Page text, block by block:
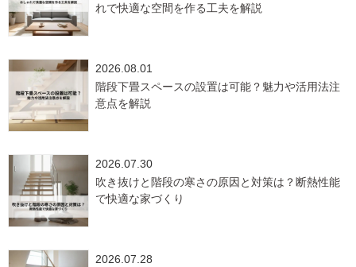
れで快適な空間を作る工夫を解説
2026.08.01
階段下畳スペースの設置は可能？魅力や活用法注
意点を解説
2026.07.30
吹き抜けと階段の寒さの原因と対策は？断熱性能
で快適な家づくり
2026.07.28